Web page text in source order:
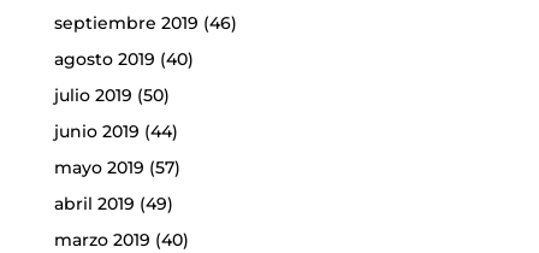
septiembre 2019 (46)
agosto 2019 (40)
julio 2019 (50)
junio 2019 (44)
mayo 2019 (57)
abril 2019 (49)
marzo 2019 (40)